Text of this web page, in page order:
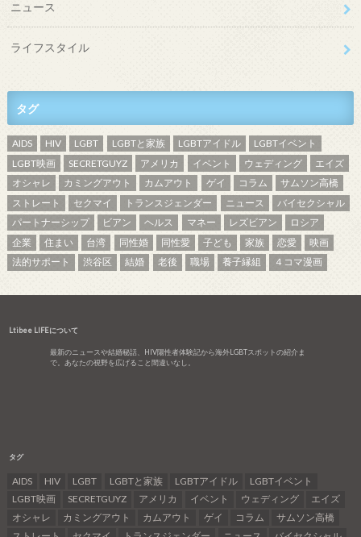
ニュース
ライフスタイル
タグ
AIDS HIV LGBT LGBTと家族 LGBTアイドル
LGBTイベント
LGBT映画
SECRETGUYZ アメリカ イベント ウェディング
エイズ
オシャレ
カミングアウト カムアウト ゲイ コラム
サムソン高橋
ストレート
セクマイ トランスジェンダー ニュース
バイセクシャル
パートナーシップ
ビアン ヘルス マネー レズビアン
ロシア
企業
住まい 台湾 同性婚 同性愛 子ども 家族 恋愛
映画
法的サポート
渋谷区 結婚 老後 職場 養子縁組 ４コマ漫画
Ltibee LIFEについて
最新のニュースや結婚秘話、HIV陽性者体験記から海外LGBTスポットの紹介ま
で。あなたの視野を広げること間違いなし。
タグ
AIDS HIV LGBT LGBTと家族 LGBTアイドル
LGBTイベント
LGBT映画
SECRETGUYZ アメリカ イベント ウェディング
エイズ
オシャレ
カミングアウト カムアウト ゲイ コラム
サムソン高橋